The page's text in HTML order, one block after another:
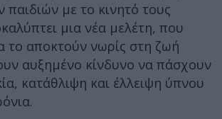
παιδιών με το κινητό τους
μια νέα μελέτη, που
το αποκτούν νωρίς στη ζωή
αυξημένο κίνδυνο να πάσχουν
κατάθλιψη και έλλειψη ύπνου